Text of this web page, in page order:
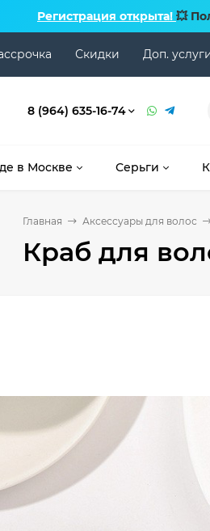
Регистрация открыта! 💥
Скидки Доп.
8 (964) 635-16-74
в Москве Серьги
Главная Аксессуары для волос
Краб для